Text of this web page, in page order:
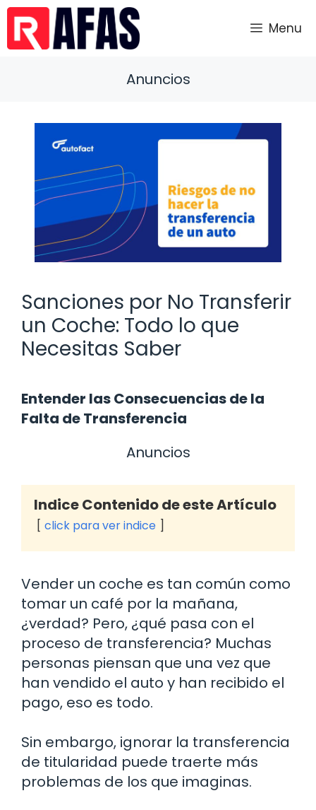
Saltar
contenido
Menu
Anuncios
Sanciones por No Transferir
un Coche: Todo lo que
Necesitas Saber
Entender las Consecuencias de la
Falta de Transferencia
Anuncios
Indice Contenido de este Artículo
click para ver indice
Vender un coche es tan común como
tomar un café por la mañana,
¿verdad? Pero, ¿qué pasa con el
proceso de transferencia? Muchas
personas piensan que una vez que
han vendido el auto y han recibido el
pago, eso es todo.
Sin embargo, ignorar la transferencia
de titularidad puede traerte más
problemas de los que imaginas.